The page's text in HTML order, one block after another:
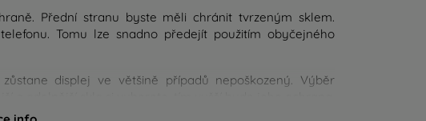
Přední stranu byste měli chránit tvrzeným sklem.
Tomu lze snadno předejít použitím obyčejného
displej ve většině případů nepoškozený. Výběr
se při výběru měli zaměřit?